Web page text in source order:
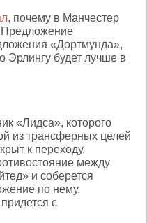
, почему в Манчестер
Предложение
«Дортмунда»,
Эрлингу будет лучше в
«Лидса», которого
из трансферных целей
к переходу,
между
и соберется
по нему,
с